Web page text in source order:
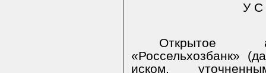
У С
Открытое
«Россельхозбанк»
иском,